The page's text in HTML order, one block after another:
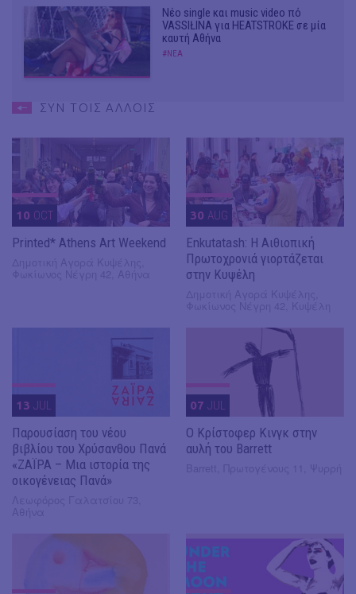
Νέο single και music video πό
VASSIŁINA για HEATSTROKE σε μία
καυτή Αθήνα
#ΝΕΑ
ΣΥΝ ΤΟΙΣ ΑΛΛΟΙΣ
10 OCT
Printed* Athens Art Weekend
30 AUG
Enkutatash: Η Αιθιοπική
Πρωτοχρονιά γιορτάζεται
στην Κυψέλη
13 JUL
Παρουσίαση του νέου
βιβλίου του Χρύσανθου Πανά
«ΖΑΪΡΑ – Μια ιστορία της
οικογένειας Πανά»
07 JUL
O Κρίστοφερ Κινγκ στην
αυλή του Barrett